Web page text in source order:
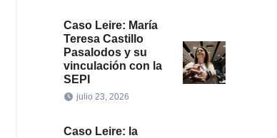
Caso Leire: María
Teresa Castillo
Pasalodos y su
vinculación con la
SEPI
julio 23, 2026
Caso Leire: la